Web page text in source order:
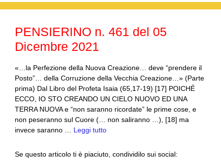
o
o
k
p
p
m di
PENSIERINO n. 461 del 05
Dicembre 2021
«…la Perfezione della Nuova Creazione… deve “prendere il
Posto”… della Corruzione della Vecchia Creazione…» (Parte
prima) Dal Libro del Profeta Isaia (65,17-19) [17] POICHÉ
ECCO, IO STO CREANDO UN CIELO NUOVO ED UNA
TERRA NUOVA e “non saranno ricordate” le prime cose, e
non peseranno sul Cuore (… non saliranno …), [18] ma
invece saranno … Leggi tutto
Se questo articolo ti è piaciuto, condividilo sui social: